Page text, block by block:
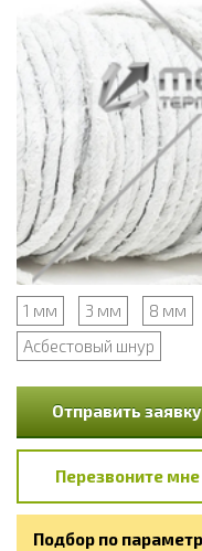
1 мм 3 мм 8 мм
Асбестовый шнур
Отправить заявку
Перезвоните мне
Подбор по